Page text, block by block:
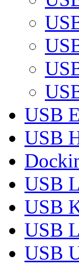
USB
USB
USB
USB
USB
USB